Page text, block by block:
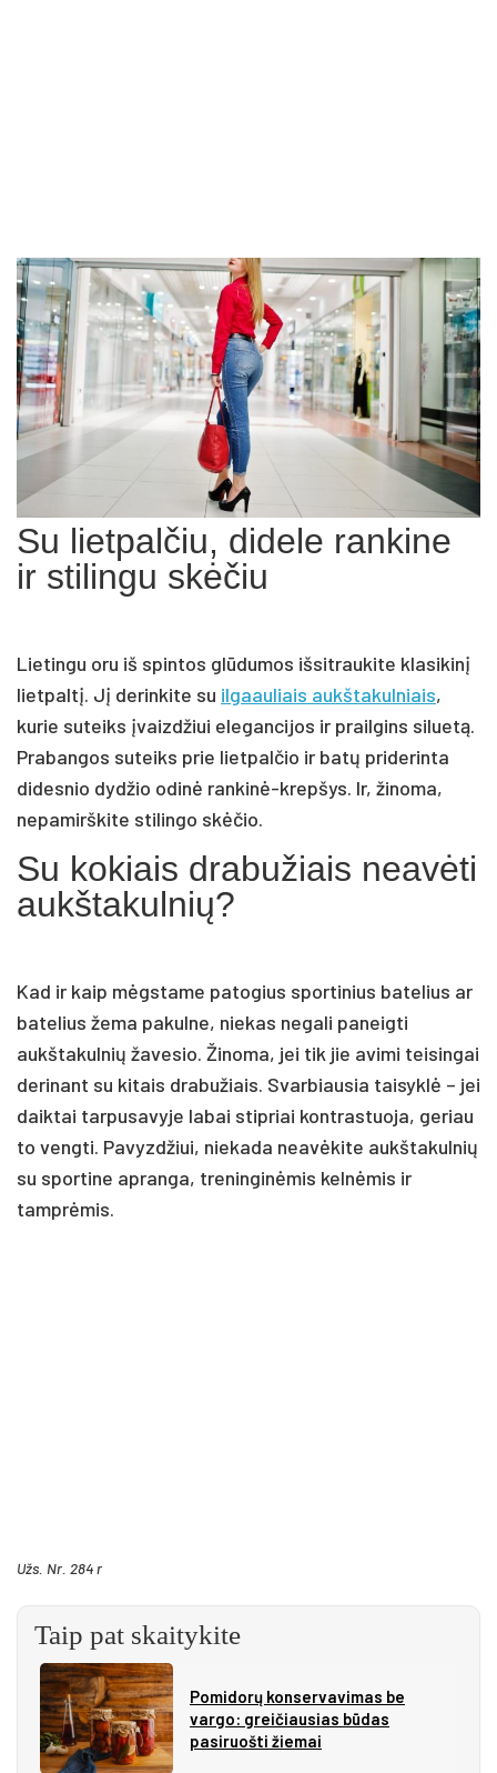
Su lietpalčiu, didele rankine
ir stilingu skėčiu
Lietingu oru iš spintos glūdumos išsitraukite klasikinį
lietpaltį. Jį derinkite su ilgaauliais aukštakulniais,
kurie suteiks įvaizdžiui elegancijos ir prailgins siluetą.
Prabangos suteiks prie lietpalčio ir batų priderinta
didesnio dydžio odinė rankinė-krepšys. Ir, žinoma,
nepamirškite stilingo skėčio.
Su kokiais drabužiais neavėti
aukštakulnių?
Kad ir kaip mėgstame patogius sportinius batelius ar
batelius žema pakulne, niekas negali paneigti
aukštakulnių žavesio. Žinoma, jei tik jie avimi teisingai
derinant su kitais drabužiais. Svarbiausia taisyklė – jei
daiktai tarpusavyje labai stipriai kontrastuoja, geriau
to vengti. Pavyzdžiui, niekada neavėkite aukštakulnių
su sportine apranga, treninginėmis kelnėmis ir
tamprėmis.
Užs. Nr. 284 r
Taip pat skaitykite
Pomidorų konservavimas be
vargo: greičiausias būdas
pasiruošti žiemai